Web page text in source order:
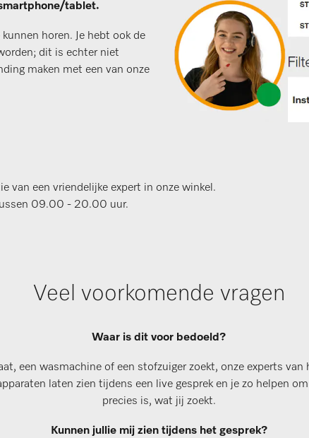
tablet.
horen. Je hebt ook de
dit is echter niet
maken met een van onze
van een vriendelijke expert in onze winkel.
09.00 - 20.00 uur.
Veel voorkomende vragen
Waar is dit voor bedoeld?
een wasmachine of een stofzuiger zoekt, onze experts van
laten zien tijdens een live gesprek en je zo helpen
precies is, wat jij zoekt.
Kunnen jullie mij zien tijdens het gesprek?